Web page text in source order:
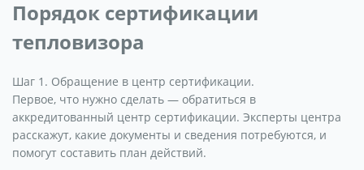
Порядок сертификации
тепловизора
Шаг 1. Обращение в центр сертификации.
Первое, что нужно сделать — обратиться в
аккредитованный центр сертификации. Эксперты центра
расскажут, какие документы и сведения потребуются, и
помогут составить план действий.